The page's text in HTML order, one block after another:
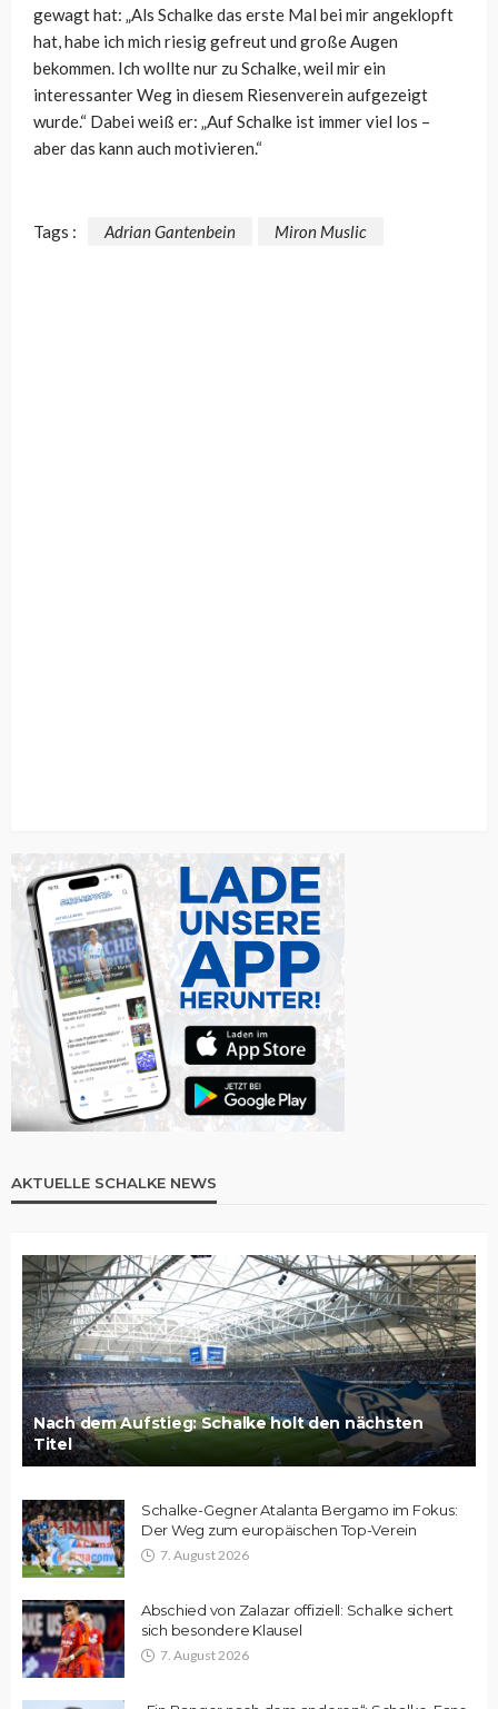
gewagt hat: „Als Schalke das erste Mal bei mir angeklopft
hat, habe ich mich riesig gefreut und große Augen
bekommen. Ich wollte nur zu Schalke, weil mir ein
interessanter Weg in diesem Riesenverein aufgezeigt
wurde.“ Dabei weiß er: „Auf Schalke ist immer viel los –
aber das kann auch motivieren.“
Tags : Adrian Gantenbein Miron Muslic
AKTUELLE SCHALKE NEWS
Nach dem Aufstieg: Schalke holt den nächsten
Titel
Schalke-Gegner Atalanta Bergamo im Fokus:
Der Weg zum europäischen Top-Verein
7. August 2026
Abschied von Zalazar offiziell: Schalke sichert
sich besondere Klausel
7. August 2026